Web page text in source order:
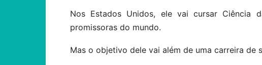
Nos Estados Unidos, ele vai cursar Ciência
promissoras do mundo.
Mas o objetivo dele vai além de uma carreira de